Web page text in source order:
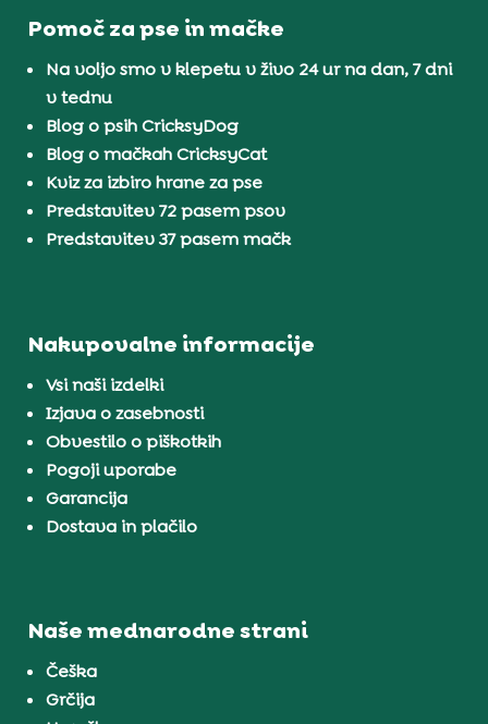
Pomoč za pse in mačke
Na voljo smo v klepetu v živo 24 ur na dan, 7 dni
v tednu
Blog o psih CricksyDog
Blog o mačkah CricksyCat
Kviz za izbiro hrane za pse
Predstavitev 72 pasem psov
Predstavitev 37 pasem mačk
Nakupovalne informacije
Vsi naši izdelki
Izjava o zasebnosti
Obvestilo o piškotkih
Pogoji uporabe
Garancija
Dostava in plačilo
Naše mednarodne strani
Češka
Grčija